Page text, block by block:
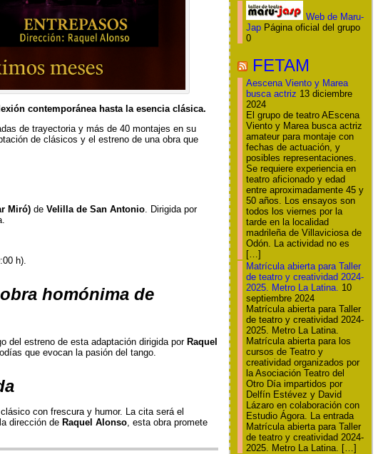
contemporánea hasta la esencia clásica.
de trayectoria y más de 40 montajes en su
de clásicos y el estreno de una obra que
Miró)de Velilla de San Antonio. Dirigida por
h).
homónima de
del estreno de esta adaptación dirigida por Raquel
que evocan la pasión del tango.
con frescura y humor. La cita será el
dirección de Raquel Alonso, esta obra promete
Web de Maru-
JapPágina oficial del grupo
0
FETAM
Aescena Viento y Marea
busca actriz 13 diciembre
2024
El grupo de teatro AEscena
Viento y Marea busca actriz
amateur para montaje con
fechas de actuación, y
posibles representaciones.
Se requiere experiencia en
teatro aficionado y edad
entre aproximadamente 45 y
50 años. Los ensayos son
todos los viernes por la
tarde en la localidad
madrileña de Villaviciosa de
Odón. La actividad no es
[…]
Matrícula abierta para Taller
de teatro y creatividad 2024-
2025. Metro La Latina. 10
septiembre 2024
Matrícula abierta para Taller
de teatro y creatividad 2024-
2025. Metro La Latina.
Matrícula abierta para los
cursos de Teatro y
creatividad organizados por
la Asociación Teatro del
Otro Día impartidos por
Delfín Estévez y David
Lázaro en colaboración con
Estudio Ágora. La entrada
Matrícula abierta para Taller
de teatro y creatividad 2024-
2025. Metro La Latina. […]